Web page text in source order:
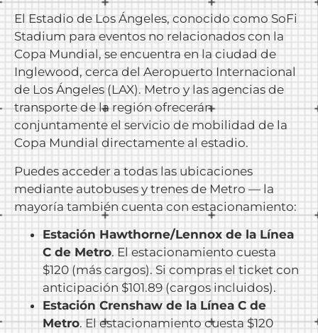
El Estadio de Los Ángeles, conocido como SoFi
Stadium para eventos no relacionados con la
Copa Mundial, se encuentra en la ciudad de
Inglewood, cerca del Aeropuerto Internacional
de Los Ángeles (LAX). Metro y las agencias de
transporte de la región ofrecerán
conjuntamente el servicio de mobilidad de la
Copa Mundial directamente al estadio.
Puedes acceder a todas las ubicaciones
mediante autobuses y trenes de Metro — la
mayoría también cuenta con estacionamiento:
Estación Hawthorne/Lennox de la Línea
C de Metro. El estacionamiento cuesta
$120 (más cargos). Si compras el ticket con
anticipación $101.89 (cargos incluidos).
Estación Crenshaw de la Línea C de
Metro. El estacionamiento cuesta $120